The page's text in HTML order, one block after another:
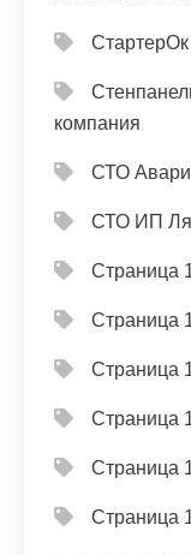
СтартерОк
компания
СТО
СТО ИП
Страница
Страница
Страница
Страница
Страница
Страница